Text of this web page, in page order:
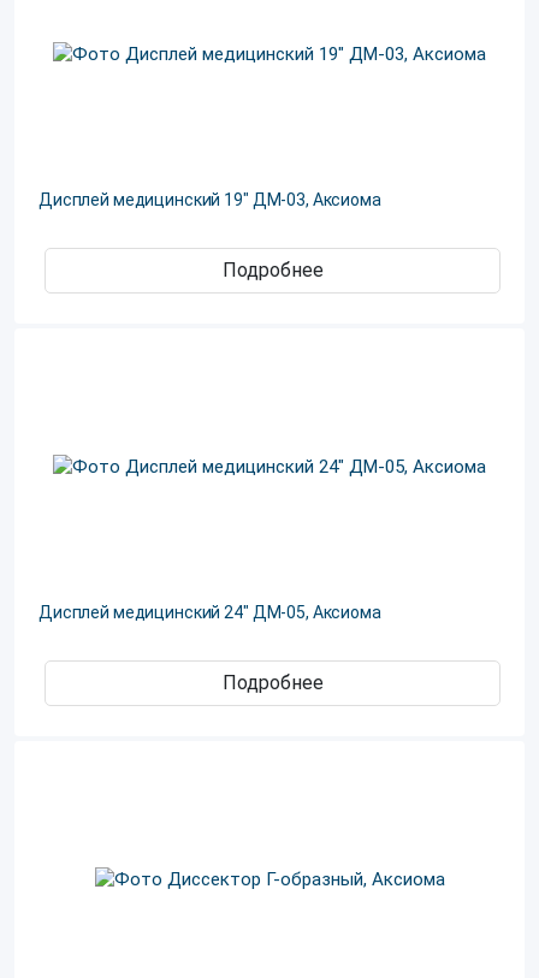
Дисплей медицинский 19" ДМ-03, Аксиома
Подробнее
Дисплей медицинский 24" ДМ-05, Аксиома
Подробнее